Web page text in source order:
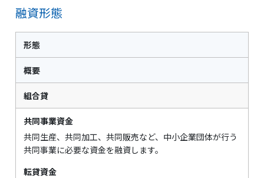
融資形態
形態
概要
組合貸
共同事業資金
共同生産、共同加工、共同販売など、中小企業団体が行う
共同事業に必要な資金を融資します。
転貸資金